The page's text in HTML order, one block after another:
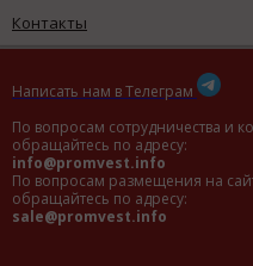
Контакты
Написать нам в Телеграм
По вопросам сотрудничества и
обращайтесь по адресу:
info@promvest.info
По вопросам размещения на
обращайтесь по адресу:
sale@promvest.info